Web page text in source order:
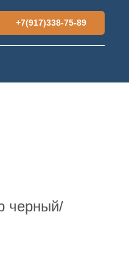
+7(917)338-75-89
черный/